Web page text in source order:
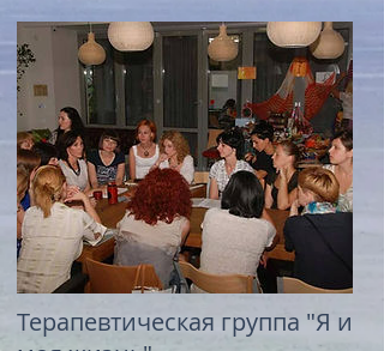
Терапевтическая группа "Я и